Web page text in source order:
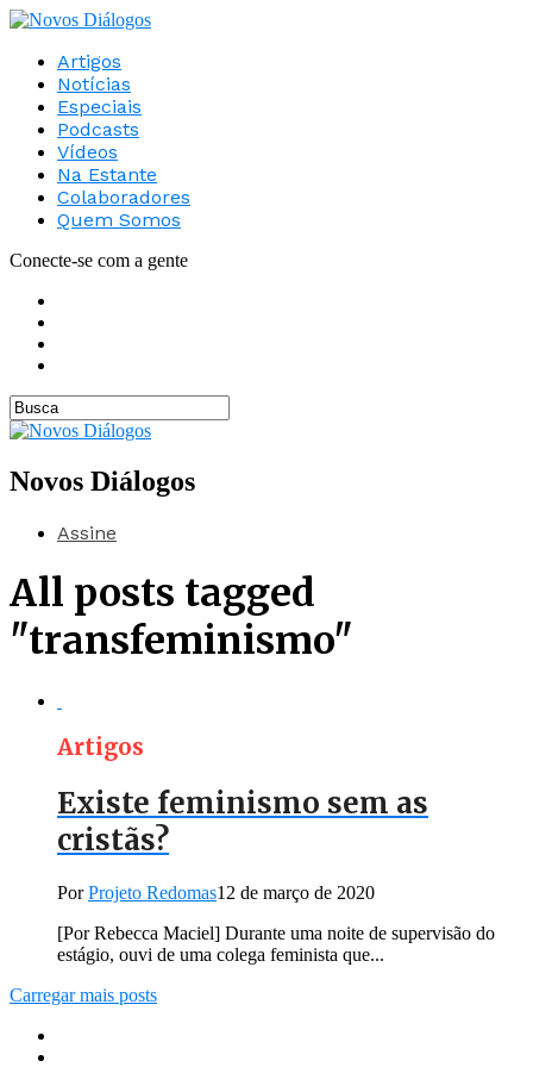
Artigos
Notícias
Especiais
Podcasts
Vídeos
Na Estante
Colaboradores
Quem Somos
Conecte-se com a gente
Novos Diálogos
Assine
All posts tagged
"transfeminismo"
Artigos
Existe feminismo sem as
cristãs?
PorProjeto Redomas12 de março de 2020
[Por Rebecca Maciel] Durante uma noite de supervisão do
estágio, ouvi de uma colega feminista que...
Carregar mais posts